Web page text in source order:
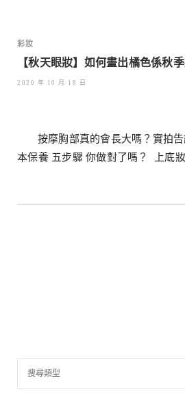
彩妝
【秋天眼妝】如何畫出橘色係秋
2020 年 10 月 18 日
按摩胸部真的會長大嗎？實拍
本保養 五步驟 你做對了嗎？ 上底